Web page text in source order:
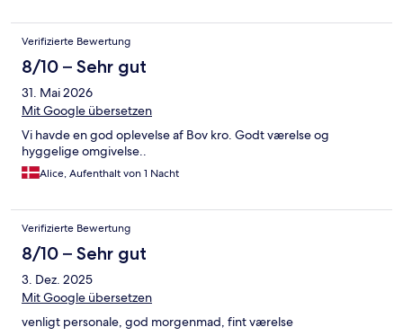
Verifizierte Bewertung
8/10 – Sehr gut
31. Mai 2026
Mit Google übersetzen
Vi havde en god oplevelse af Bov kro. Godt værelse og
hyggelige omgivelse..
Alice, Aufenthalt von 1 Nacht
Verifizierte Bewertung
8/10 – Sehr gut
3. Dez. 2025
Mit Google übersetzen
venligt personale, god morgenmad, fint værelse